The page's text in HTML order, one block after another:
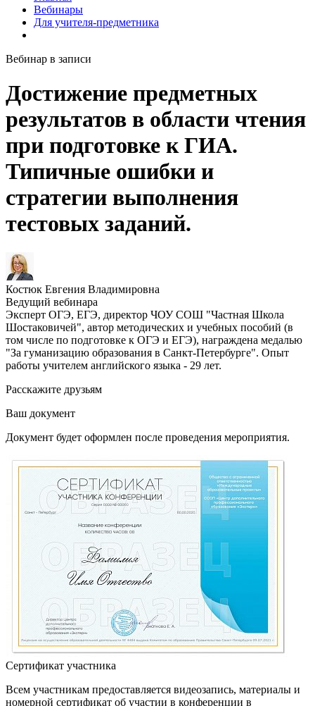
Вебинары
Для учителя-предметника
Вебинар в записи
Достижение предметных
результатов в области чтения
при подготовке к ГИА.
Типичные ошибки и
стратегии выполнения
тестовых заданий.
Костюк Евгения Владимировна
Ведущий вебинара
Эксперт ОГЭ, ЕГЭ, директор ЧОУ СОШ "Частная Школа
Шостаковичей", автор методических и учебных пособий (в
том числе по подготовке к ОГЭ и ЕГЭ), награждена медалью
"За гуманизацию образования в Санкт-Петербурге". Опыт
работы учителем английского языка - 29 лет.
Расскажите друзьям
Ваш документ
Документ будет оформлен после проведения мероприятия.
Сертификат участника
Всем участникам предоставляется видеозапись, материалы и
номерной сертификат об участии в конференции в